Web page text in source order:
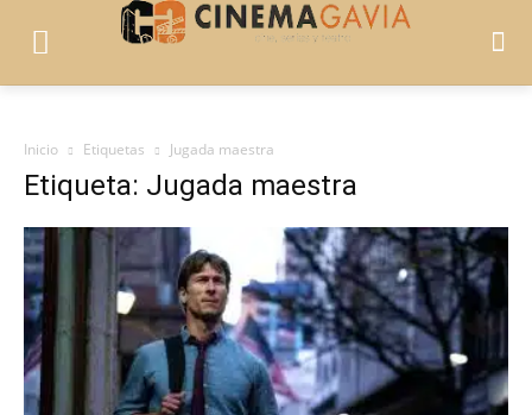
Inicio Etiquetas Jugada maestra
Etiqueta: Jugada maestra